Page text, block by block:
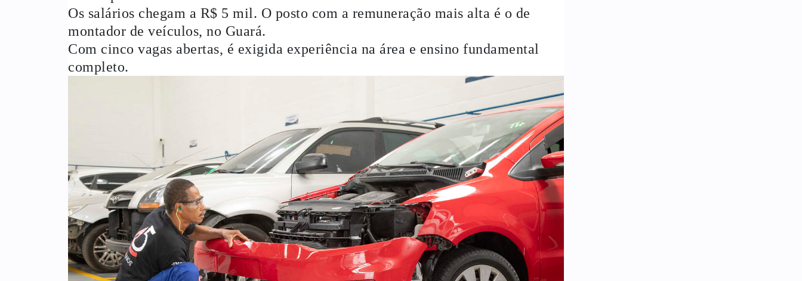
Os salários chegam a R$ 5 mil. O posto com a remuneração mais alta é o de
montador de veículos, no Guará.
Com cinco vagas abertas, é exigida experiência na área e ensino fundamental
completo.